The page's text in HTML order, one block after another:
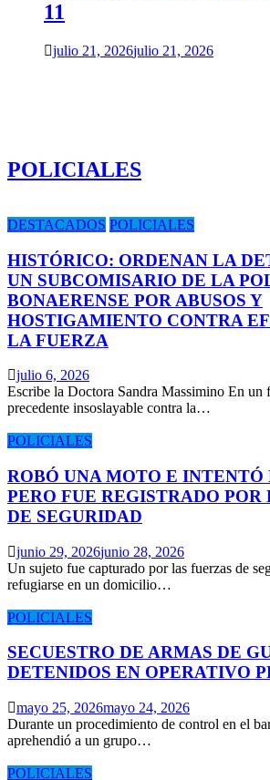
11
julio 21, 2026julio 21, 2026
POLICIALES
DESTACADOS POLICIALES
HISTÓRICO: ORDENAN LA
UN SUBCOMISARIO DE LA
BONAERENSE POR ABUSOS Y
HOSTIGAMIENTO CONTRA
LA FUERZA
julio 6, 2026
Escribe la Doctora Sandra Massimino En un
precedente insoslayable contra la…
POLICIALES
ROBÓ UNA MOTO E INTENTÓ
PERO FUE REGISTRADO POR
DE SEGURIDAD
junio 29, 2026junio 28, 2026
Un sujeto fue capturado por las fuerzas de
refugiarse en un domicilio…
POLICIALES
SECUESTRO DE ARMAS DE
DETENIDOS EN OPERATIVO
mayo 25, 2026mayo 24, 2026
Durante un procedimiento de control en el
aprehendió a un grupo…
POLICIALES